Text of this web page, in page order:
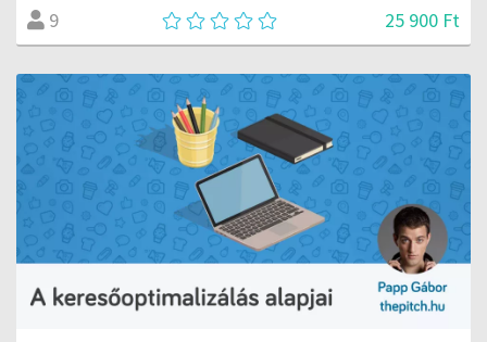
9 25 900 Ft